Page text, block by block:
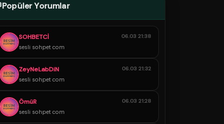
Popüler Yorumlar
SOHBETCİ
sesli sohpet com
06.03 21:38
ZeyNeLabDiN
sesli sohpet com
06.03 21:32
ÖmüR
sesli sohpet com
06.03 21:28